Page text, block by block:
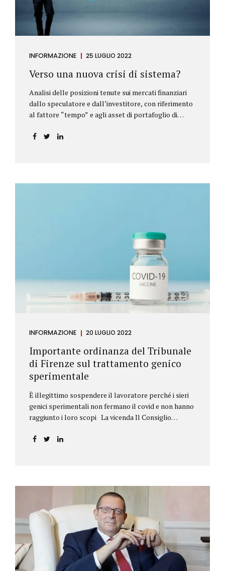
INFORMAZIONE 25 LUGLIO 2022
Verso una nuova crisi di sistema?
Analisi delle posizioni tenute sui mercati finanziari
dallo speculatore e dall’investitore, con riferimento
al fattore “tempo” e agli asset di portafoglio di
l’investitore Nelle definizioni di Wikipedia si legge:
Investitore: è colui che decide di investire il proprio
loro investimenti, mentre gli speculatori cercano...
INFORMAZIONE 20 LUGLIO 2022
Importante ordinanza del Tribunale
di Firenze sul trattamento genico
sperimentale
È illegittimo sospendere il lavoratore perché i sieri
genici sperimentali non fermano il covid e non hanno
raggiunto i loro scopi La vicenda Il Consiglio
alla sospensione di una propria iscritta, a causa del
76/2021. La psicologa ricorreva in via d’urgenza al
Tribunale di Firenze per chiedere la sospensione di
tale provvedimento, gravemente pregiudizievole per
la propria persona, in quanto impeditivo dello
svolgimento della libera professione. Per il Giudice
fiorentino, Dott.ssa Susanna Zanda, il
provvedimento assunto dal Consiglio lede...